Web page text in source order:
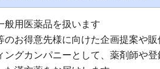
般用医薬品を扱います
のお得意先様に向けた企画提案や
ングカンパニーとして、薬剤師や